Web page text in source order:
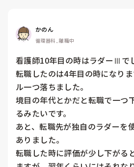
かのん
循環器科, 離職中
看護師10年目の時はラダーⅢで
転職したのは4年目の時になり
ル一つ落ちました。
境目の年代とかだと転職で一つ
るみたいです。
あと、転職先が独自のラダーを
ありました。
転職した時に評価が少し下がる